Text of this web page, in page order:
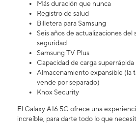
Más duración que nunca
Registro de salud
Billetera para Samsung
Seis años de actualizaciones del
seguridad
Samsung TV Plus
Capacidad de carga superrápida
Almacenamiento expansible (la
vende por separado)
Knox Security
El Galaxy A16 5G ofrece una
increíble, para darte todo lo que